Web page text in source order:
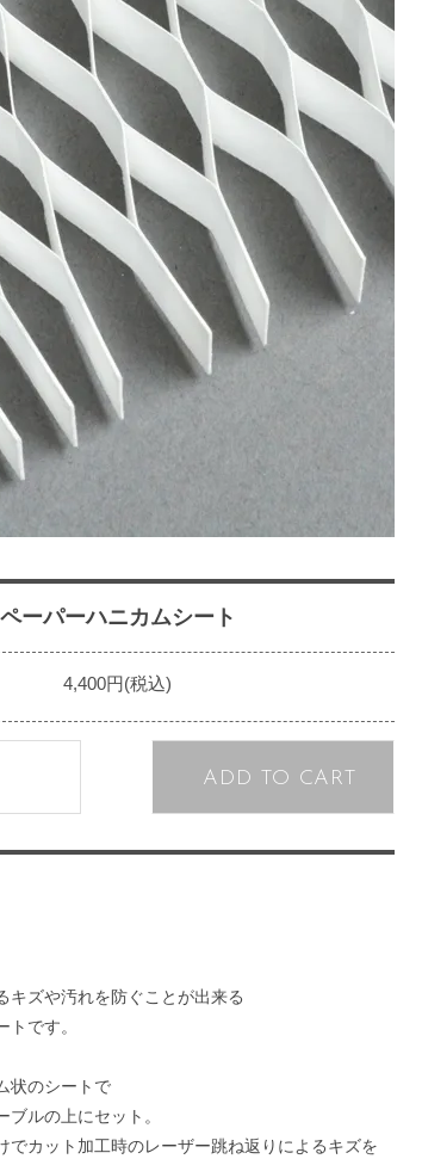
ペーパーハニカムシート
4,400円(税込)
ADD TO CART
キズや汚れを防ぐことが出来る
です。
状のシートで
ルの上にセット。
カット加工時のレーザー跳ね返りによるキズを